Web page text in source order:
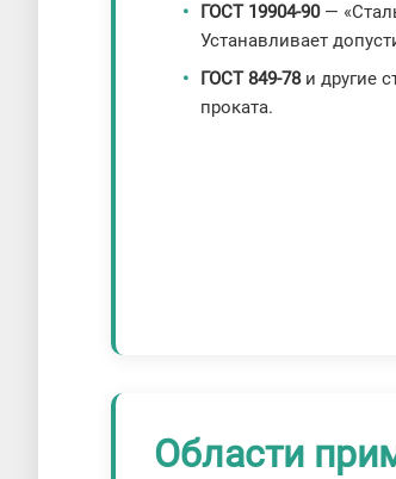
ГОСТ 19904-90—
Устанавливает
ГОСТ 849-78и другие
проката.
Области